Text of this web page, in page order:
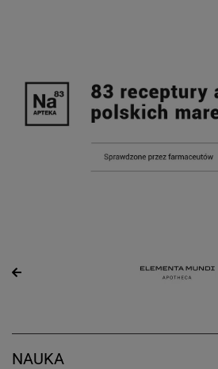
NAUKA